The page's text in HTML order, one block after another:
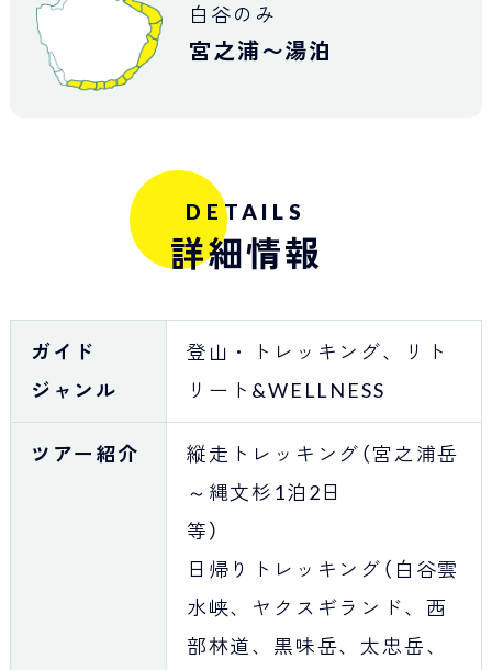
白谷のみ
宮之浦〜湯泊
DETAILS
詳細情報
ガイド
ジャンル
登山・トレッキング、リト
リート&WELLNESS
ツアー紹介
縦走トレッキング（宮之浦岳
～縄文杉1泊2日
等）
日帰りトレッキング（白谷雲
水峡、ヤクスギランド、西
部林道、黒味岳、太忠岳、